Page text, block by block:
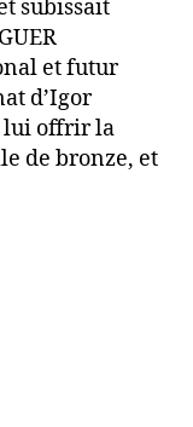
subissait
et futur
d’Igor
lui offrir la
de bronze, et